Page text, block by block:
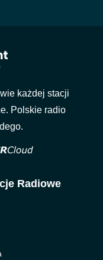
każdej stacji
Polskie radio
Radiowe